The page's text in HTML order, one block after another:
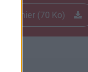
le fichier (70 Ko)